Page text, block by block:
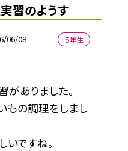
習のようす
06/08 ５年生
ありました。
もの調理をしまし
ですね。